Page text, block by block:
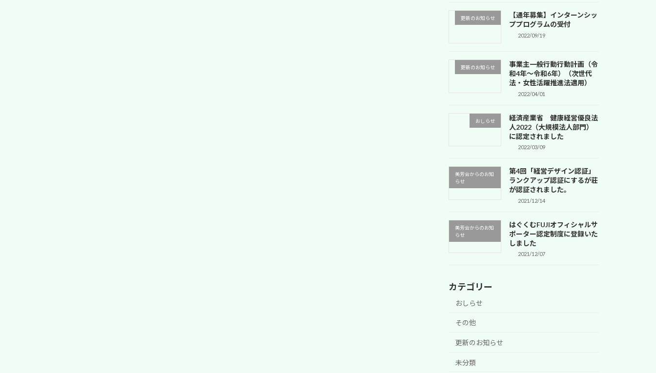
更新のお知らせ
【通年募集】インターンシッ
ププログラムの受付
2022/09/19
更新のお知らせ
事業主一般行動行動計画（令
和4年～令和6年）（次世代
法・女性活躍推進法適用）
2022/04/01
おしらせ
経済産業省 健康経営優良法
人2022（大規模法人部門）
に認定されました
2022/03/09
美芳会からのお知
らせ
第4回「経営デザイン認証」
ランクアップ認証にするが荘
が認証されました。
2021/12/14
美芳会からのお知
らせ
はぐくむFUJIオフィシャルサ
ポーター認定制度に登録いた
しました
2021/12/07
カテゴリー
おしらせ
その他
更新のお知らせ
未分類